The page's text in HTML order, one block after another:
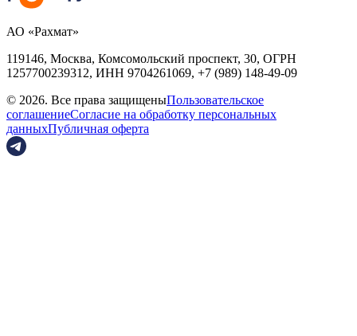
АО «Рахмат»
119146, Москва, Комсомольский проспект, 30, ОГРН
1257700239312, ИНН 9704261069, +7 (989) 148-49-09
© 2026. Все права защищеныПользовательское
соглашениеСогласие на обработку персональных
данныхПубличная оферта